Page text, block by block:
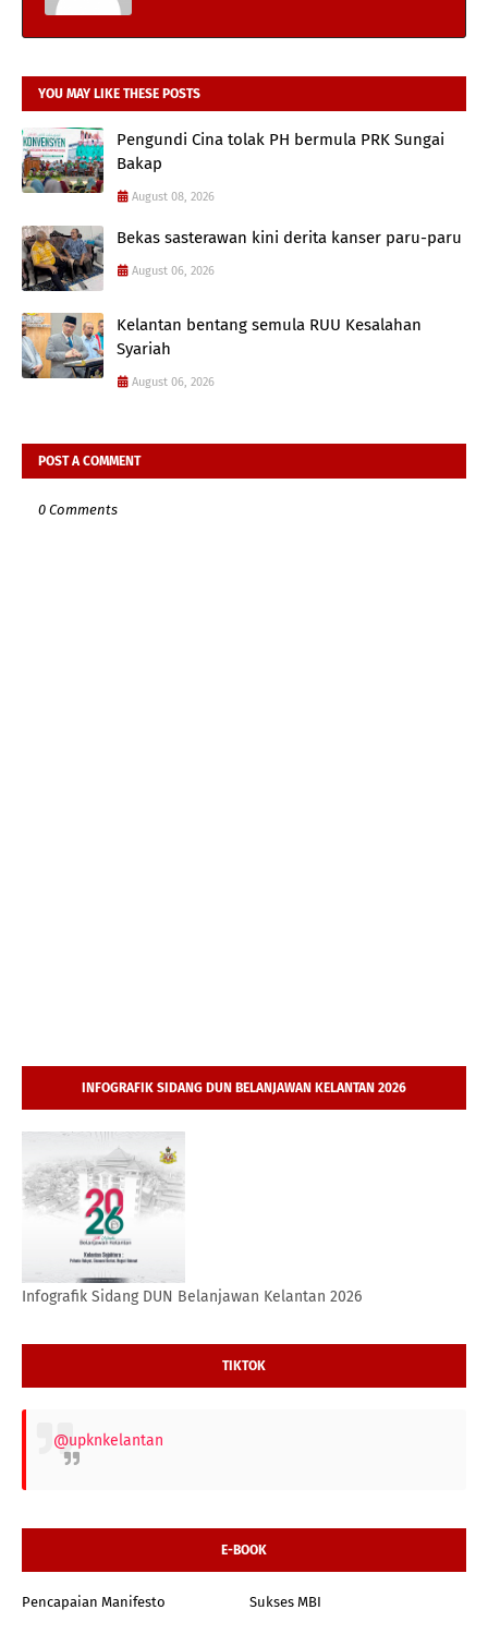
YOU MAY LIKE THESE POSTS
Pengundi Cina tolak PH bermula PRK Sungai
Bakap
August 08, 2026
Bekas sasterawan kini derita kanser paru-paru
August 06, 2026
Kelantan bentang semula RUU Kesalahan
Syariah
August 06, 2026
POST A COMMENT
0 Comments
INFOGRAFIK SIDANG DUN BELANJAWAN KELANTAN 2026
Infografik Sidang DUN Belanjawan Kelantan 2026
TIKTOK
@upknkelantan
E-BOOK
Pencapaian Manifesto Sukses MBI